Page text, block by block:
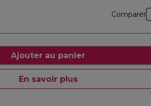
Comparer
Ajouter au panier
En savoir plus